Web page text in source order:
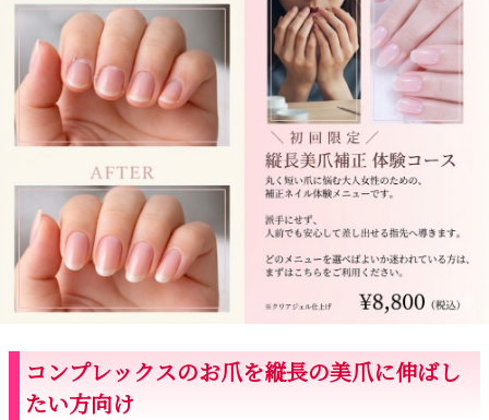
コンプレックスのお爪を縦長の美爪に伸ばし
たい方向け